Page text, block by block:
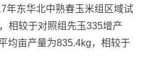
东华北中熟春玉米组区域试
相较于对照组先玉335增产
均亩产量为835.4kg，相较于